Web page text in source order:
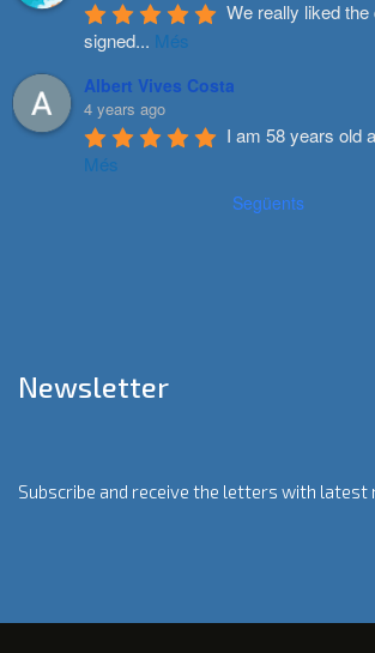
We really liked
signed... Més
Albert Vives Costa
4 years ago
I am 58 years old
Més
Següents
Newsletter
Subscribe and receive the letters with latest